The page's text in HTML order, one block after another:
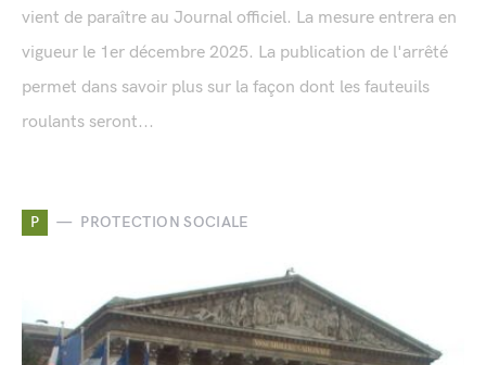
vient de paraître au Journal officiel. La mesure entrera en
vigueur le 1er décembre 2025. La publication de l'arrêté
permet dans savoir plus sur la façon dont les fauteuils
roulants seront...
P PROTECTION SOCIALE